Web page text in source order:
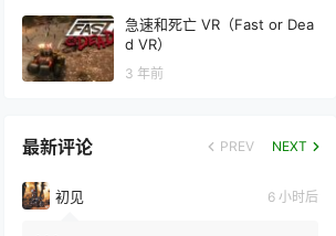
急速和死亡 VR（Fast or Dea
d VR）
3 年前
最新评论 PREV NEXT
初见 6 小时后